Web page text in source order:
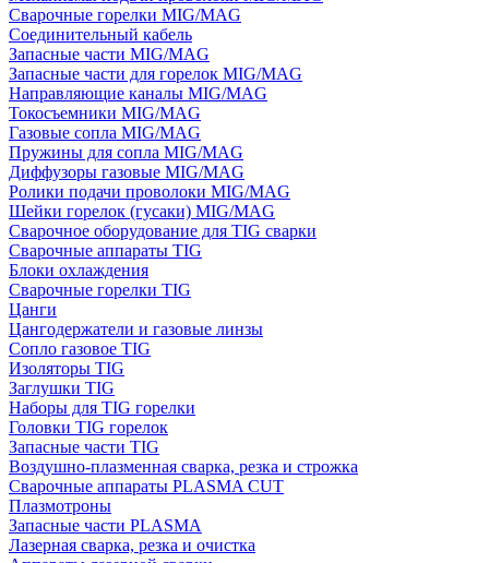
Сварочные горелки MIG/MAG
Соединительный кабель
Запасные части MIG/MAG
Запасные части для горелок MIG/MAG
Направляющие каналы MIG/MAG
Токосъемники MIG/MAG
Газовые сопла MIG/MAG
Пружины для сопла MIG/MAG
Диффузоры газовые MIG/MAG
Ролики подачи проволоки MIG/MAG
Шейки горелок (гусаки) MIG/MAG
Сварочное оборудование для TIG сварки
Сварочные аппараты TIG
Блоки охлаждения
Сварочные горелки TIG
Цанги
Цангодержатели и газовые линзы
Сопло газовое TIG
Изоляторы TIG
Заглушки TIG
Наборы для TIG горелки
Головки TIG горелок
Запасные части TIG
Воздушно-плазменная сварка, резка и строжка
Сварочные аппараты PLASMA CUT
Плазмотроны
Запасные части PLASMA
Лазерная сварка, резка и очистка